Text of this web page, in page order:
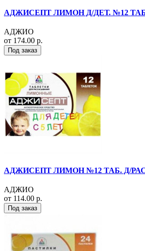
АДЖИСЕПТ ЛИМОН Д/ДЕТ. №12
АДЖИО
от 174.00 р.
Под заказ
АДЖИСЕПТ ЛИМОН №12 ТАБ. Д/
АДЖИО
от 114.00 р.
Под заказ